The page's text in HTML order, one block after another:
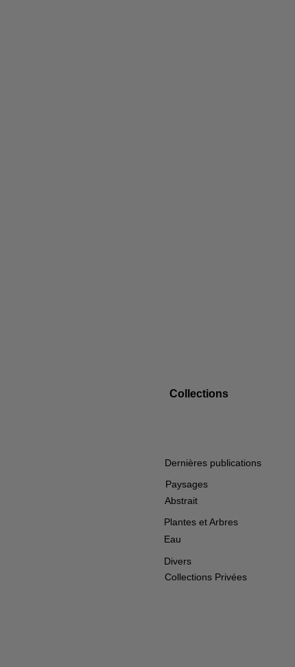
Collections
Dernières publications
Paysages
Abstrait
Plantes et Arbres
Eau
Divers
Collections Privées